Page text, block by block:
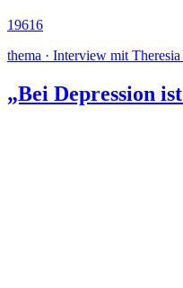
19616
thema · Interview mit
„Bei Depression